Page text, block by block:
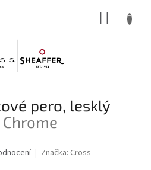
pero, lesklý
Značka: Cross